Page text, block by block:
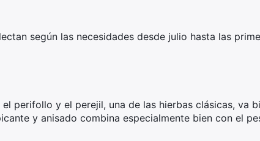
según las necesidades desde julio hasta las
perifollo y el perejil, una de las hierbas clásicas, va
y anisado combina especialmente bien con el